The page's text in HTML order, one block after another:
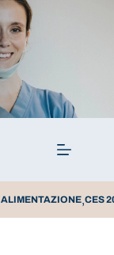
ALIMENTAZIONE,CES